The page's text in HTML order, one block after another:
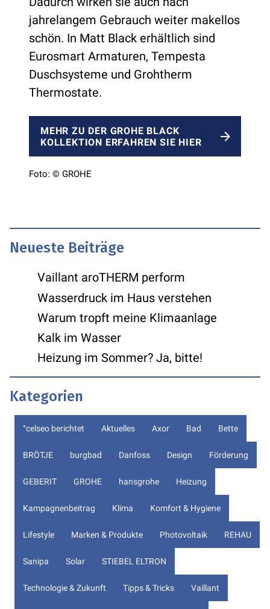
jahrelangem Gebrauch weiter makellos
schön. In Matt Black erhältlich sind
Eurosmart Armaturen, Tempesta
Duschsysteme und Grohtherm
Thermostate.
MEHR ZU DER GROHE BLACK
KOLLEKTION ERFAHREN SIE HIER
Foto: © GROHE
Neueste Beiträge
Vaillant aroTHERM perform
Wasserdruck im Haus verstehen
Warum tropft meine Klimaanlage
Kalk im Wasser
Heizung im Sommer? Ja, bitte!
Kategorien
°celseo berichtet Aktuelles Axor Bad Bette
BRÖTJE burgbad Danfoss Design Förderung
GEBERIT GROHE hansgrohe Heizung
Kampagnenbeitrag Klima Komfort & Hygiene
Lifestyle Marken & Produkte Photovoltaik REHAU
Sanipa Solar STIEBEL ELTRON
Technologie & Zukunft Tipps & Tricks Vaillant